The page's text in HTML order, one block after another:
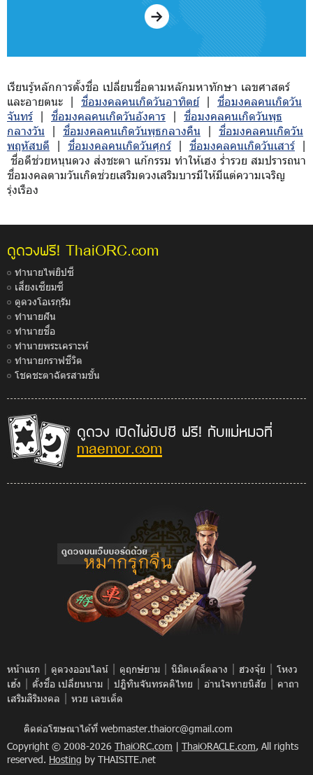
เรียนรู้หลักการตั้งชื่อ เปลี่ยนชื่อตามหลักมหาทักษา เลขศาสตร์
และอายตนะ | ชื่อมงคลคนเกิดวันอาทิตย์| ชื่อมงคลคนเกิดวัน
จันทร์ | ชื่อมงคลคนเกิดวันอังคาร | ชื่อมงคลคนเกิดวันพุธ
กลางวัน | ชื่อมงคลคนเกิดวันพุธกลางคืน | ชื่อมงคลคนเกิดวัน
พฤหัสบดี | ชื่อมงคลคนเกิดวันศุกร์ | ชื่อมงคลคนเกิดวันเสาร์ |
ชื่อดีช่วยหนุนดวง ส่งชะตา แก้กรรม ทำให้เฮง ร่ำรวย สมปรารถนา
ชื่อมงคลตามวันเกิดช่วยเสริมดวงเสริมบารมีให้มีแต่ความเจริญ
รุ่งเรือง
ดูดวงฟรี! ThaiORC.com
ทำนายไพ่ยิปซี
เสี่ยงเซียมซี
ดูดวงโอเรกุรัม
ทำนายฝัน
ทำนายชื่อ
ทำนายพระเคราะห์
ทำนายกราฟชีวิต
โชคชะตาฉัตรสามชั้น
ดูดวง เปิดไพ่ยิปซี ฟรี! กับแม่หมอที่
maemor.com
หน้าแรก | ดูดวงออนไลน์ | ดูฤกษ์ยาม | นิมิตเคล็ดลาง | ฮวงจุ้ย | โหงว
เฮ้ง | ตั้งชื่อ เปลี่ยนนาม | ปฎิทินจันทรคติไทย | อ่านใจทายนิสัย | คาถา
เสริมสิริมงคล | หวย เลขเด็ด
ติดต่อโฆษณาได้ที่ webmaster.thaiorc@gmail.com
Copyright © 2008-2026 ThaiORC.com | ThaiORACLE.com, All rights
reserved. Hosting by THAISITE.net